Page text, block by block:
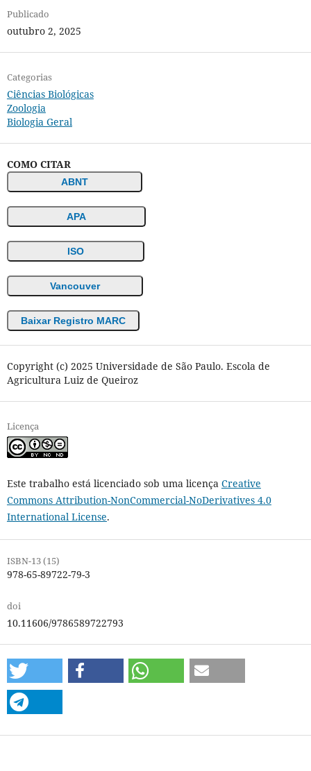
Publicado
outubro 2, 2025
Categorias
Ciências Biológicas
Zoologia
Biologia Geral
COMO CITAR
ABNT
APA
ISO
Vancouver
Baixar Registro MARC
Copyright (c) 2025 Universidade de São Paulo. Escola de
Agricultura Luiz de Queiroz
Licença
Este trabalho está licenciado sob uma licença Creative
Commons Attribution-NonCommercial-NoDerivatives 4.0
International License.
ISBN-13 (15)
978-65-89722-79-3
doi
10.11606/9786589722793